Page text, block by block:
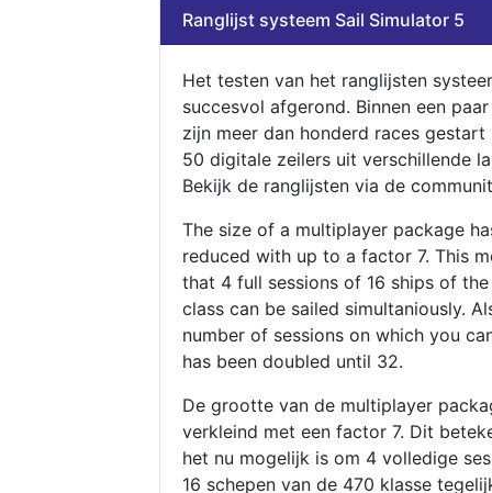
Ranglijst systeem Sail Simulator 5
Het testen van het ranglijsten
succesvol afgerond. Binnen een
zijn meer dan honderd races gestart
50 digitale zeilers uit verschillende
Bekijk de ranglijsten via de
The size of a multiplayer package
reduced with up to a factor 7. This
that 4 full sessions of 16 ships of
class can be sailed simultaniously.
number of sessions on which you
has been doubled until 32.
De grootte van de multiplayer
verkleind met een factor 7. Dit
het nu mogelijk is om 4 volledige
16 schepen van de 470 klasse